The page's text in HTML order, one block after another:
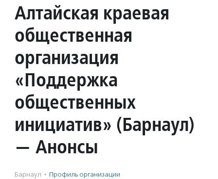
Алтайская краевая
общественная
организация
«Поддержка
общественных
инициатив» (Барнаул)
— Анонсы
Барнаул · Профиль организации